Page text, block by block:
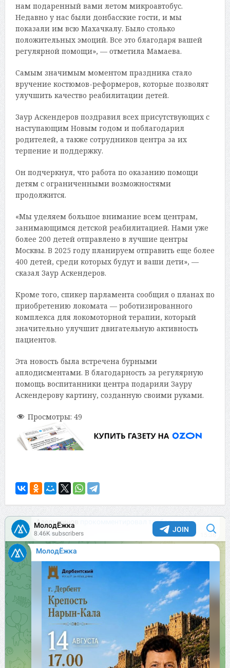
нам подаренный вами летом микроавтобус.
Недавно у нас были донбасские гости, и мы
показали им всю Махачкалу. Было столько
положительных эмоций. Все это благодаря вашей
регулярной помощи», — отметила Мамаева.
Самым значимым моментом праздника стало
вручение костюмов-реформеров, которые позволят
улучшить качество реабилитации детей.
Заур Аскендеров поздравил всех присутствующих с
наступающим Новым годом и поблагодарил
родителей, а также сотрудников центра за их
терпение и поддержку.
Он подчеркнул, что работа по оказанию помощи
детям с ограниченными возможностями
продолжится.
«Мы уделяем большое внимание всем центрам,
занимающимся детской реабилитацией. Нами уже
более 200 детей отправлено в лучшие центры
Москвы. В 2025 году планируем отправить еще более
400 детей, среди которых будут и ваши дети», —
сказал Заур Аскендеров.
Кроме того, спикер парламента сообщил о планах по
приобретению локомата — роботизированного
комплекса для локомоторной терапии, который
значительно улучшит двигательную активность
пациентов.
Эта новость была встречена бурными
аплодисментами. В благодарность за регулярную
помощь воспитанники центра подарили Зауру
Аскендерову картину, созданную своими руками.
Просмотры: 49